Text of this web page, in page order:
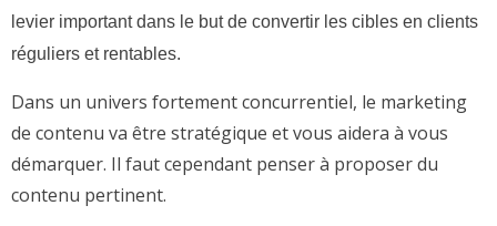
levier important dans le but de convertir les cibles en clients
réguliers et rentables.
Dans un univers fortement concurrentiel, le marketing
de contenu va être stratégique et vous aidera à vous
démarquer. Il faut cependant penser à proposer du
contenu pertinent.